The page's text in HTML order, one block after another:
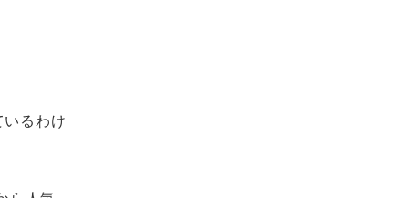
るわけ